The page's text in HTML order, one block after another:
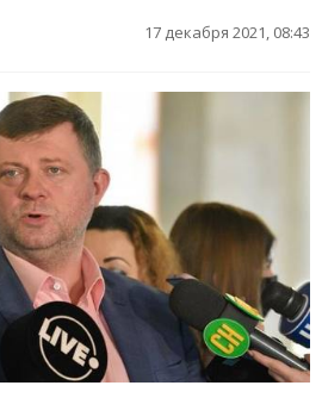
17 декабря 2021, 08:43